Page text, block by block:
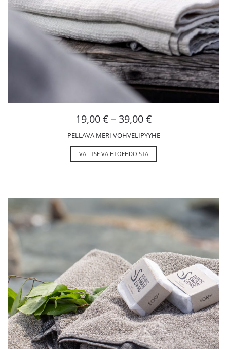
19,00€– 39,00€
PELLAVA MERI VOHVELIPYYHE
VALITSE VAIHTOEHDOISTA